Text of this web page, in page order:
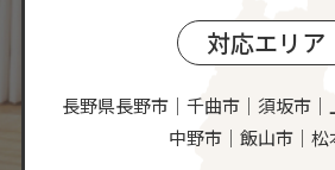
対応エリア
長野県長野市｜千曲市｜須坂市｜
中野市｜飯山市｜松